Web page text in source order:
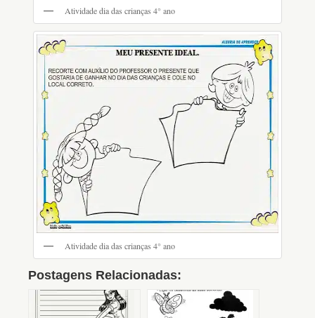
Atividade dia das crianças 4° ano
Atividade dia das crianças 4° ano
Postagens Relacionadas: